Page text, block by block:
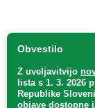
Obvestilo
Z uveljavitvijo
lista s 1. 3. 2026
Republike
objave dostopne